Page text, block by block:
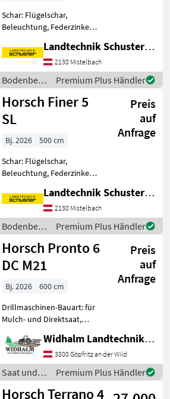
Schar: Flügelschar,
Beleuchtung, Federzinken,
Scharspitzen 4-balkiger
Aufbau für eine intensive
Mischung und Verteilung
der Ernterückstände Mit
150kg
Landtechnik Schuster Niederlassung Mistelbach
2130 Mistelbach
Bodenbearbeitung
/ Horsch
Premium Plus Händler
Horsch Finer 5
SL
Preis
auf
Anfrage
Bj. 2026
500 cm
Schar: Flügelschar,
Beleuchtung, Federzinken,
Scharspitzen 4-balkiger
Aufbau zur flachen
Beikrautbekämpfung und
Saatbettbereitung - 5m
Arbeitsbreite
Landtechnik Schuster Niederlassung Mistelbach
2130 Mistelbach
Bodenbearbeitung
/ Horsch
Premium Plus Händler
Horsch Pronto 6
DC M21
Preis
auf
Anfrage
Bj. 2026
600 cm
Drillmaschinen-Bauart: für
Mulch- und Direktsaat,
Fahrgassenschaltung
Einzeltankdrucktank,
Direktgebläse, Row Control
Turm, Druckluftbremse,
neues Termi
Widhalm Landtechnik GmbH
3800 Göpfritz an der Wild
Saat und
Pflege /
Horsch
Premium Plus Händler
Horsch Terrano 4